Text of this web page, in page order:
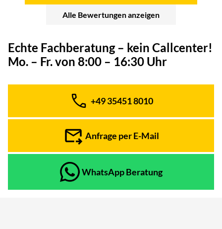
Alle Bewertungen anzeigen
Echte Fachberatung – kein Callcenter!
Mo. – Fr. von 8:00 – 16:30 Uhr
Telefon:
+49 35451 8010
Anfrage per E-Mail
WhatsApp Beratung